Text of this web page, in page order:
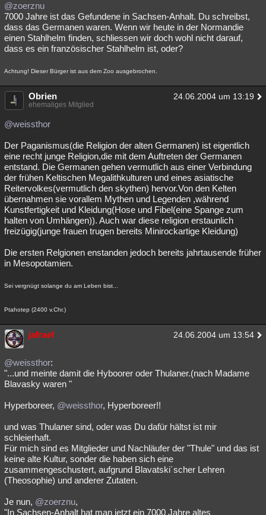
@zoerznu
7000 Jahre ist das Gefundene in Sachsen-Anhalt. Du schreibst,
dass das Germanen waren. Wenn wir heute in der Normandie
einen Stahlhelm finden, schliessen wir doch wohl nicht darauf,
dass es ein französischer Stahlhelm ist, oder?
Achtung! Dieser Bürger ist aus dem Zoo ausgebrochen.
Obrien 24.06.2004 um 13:19
ehemaliges Mitglied
@weissthor
Der Paganismus(die Religion der alten Germanen) ist eigentlich
eine recht junge Religion,die mit dem Auftreten der Germanen
entstand. Die Germanen gehen vermutlich aus einer Verbindung
der frühen Keltischen Megalithkulturen und eines asiatische
Reitervolkes(vermutlich den skythen) hervor.Von den Kelten
übernahmen sie vorallem Mythen und Legenden ,während
Kunstfertigkeit und Kleidung(Hose und Fibel(eine Spange zum
halten von Umhängen)). Auch war diese religion erstaunlich
freizügig(junge frauen trugen bereits Minirockartige Kleidung)
Die ersten Relgionen enstanden jedoch bereits jahrtausende früher
in Mesopotamien.
Sei vergnügt solange du am Leben bist...
Ptahotep (2400 v.Chr.)
jafrael 24.06.2004 um 13:54
@weissthor:
"...und meinte damit die Hyboorer oder Thulaner.(nach Madame
Blavasky waren "
Hyperboreer, @weissthor, Hyperboreer!!
und was Thulaner sind, oder was Du dafür hältst ist mir
schleierhaft.
Für mich sind es Mitglieder und Nachläufer der "Thule" und das ist
keine alte Kultur, sonder die haben sich eine
zusammengeschustert, aufgrund Blavatski´scher Lehren
(Theosophie) und anderer Zutaten.
Je nun, @zoerznu,
"In Sachsen-Anhalt hat man jetzt ein 7000 Jahre altes